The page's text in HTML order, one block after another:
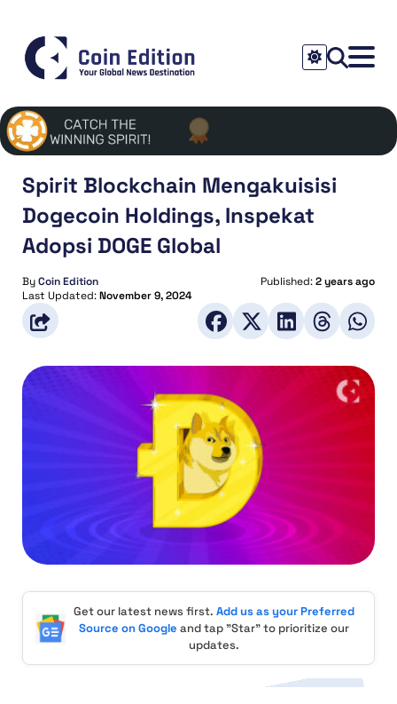
Spirit Blockchain Mengakuisisi
Dogecoin Holdings, Inspekat
Adopsi DOGE Global
ByCoin Edition Published:2 years ago
Last Updated:November 9, 2024
Get our latest news first. Add us as your Preferred
Source on Google and tap "Star" to prioritize our
updates.